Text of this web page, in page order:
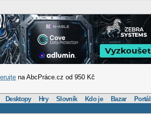
na AbcPráce.cz od 950 Kč
Desktopy Hry Slovník Kdo je Bazar Portál